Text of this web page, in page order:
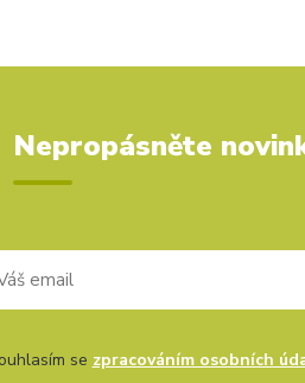
Nepropásněte
se zpracováním osobních